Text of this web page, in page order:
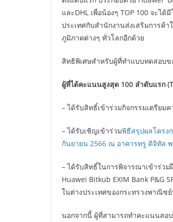
และDHL เพื่อน้องๆ TOP 100 จะไ
ประเทศกับสำนักงานส่งเสริมการค้
ภูมิภาคต่างๆ ทั่วโลกอีกด้วย
สิทธิพิเศษสำหรับผู้ที่ทำแบบทดสอบ
ผู้ที่ได้คะแนนสูงสุด 100 ลำดับแรก
– ได้รับสิทธิ์เข้าร่วมกิจกรรมเตรียม
– ได้รับเชิญเข้าร่วมพิธีสรุปผลโครง
กันยายน 2566 ณ อาคารทรู ดิจิทัล
– ได้รับสิทธิ์ในการพิจารณาเข้าร่วม
Huawei Bitkub EXIM Bank P&G
ในต่างประเทศของกระทรวงพาณิช
นอกจากนี้ ผู้ที่สามารถทำคะแนนสอบ